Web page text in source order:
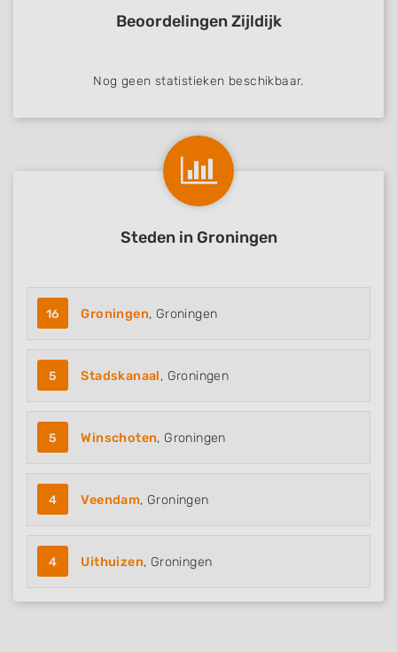
Beoordelingen Zijldijk
Nog geen statistieken beschikbaar.
Steden in Groningen
16 Groningen, Groningen
5 Stadskanaal, Groningen
5 Winschoten, Groningen
4 Veendam, Groningen
4 Uithuizen, Groningen